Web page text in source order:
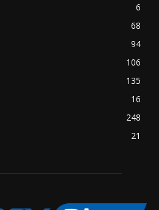
6
68
94
106
135
16
248
21